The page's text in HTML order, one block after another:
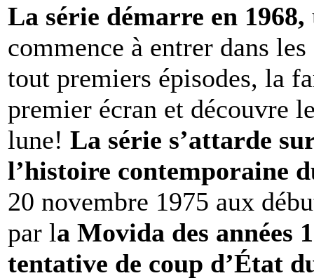
La série démarre en 1968,
commence à entrer dans
tout premiers épisodes, la
premier écran et découvre
lune! La série s’attarde
l’histoire contemporaine
20 novembre 1975 aux
par la Movida des années
tentative de coup d’État